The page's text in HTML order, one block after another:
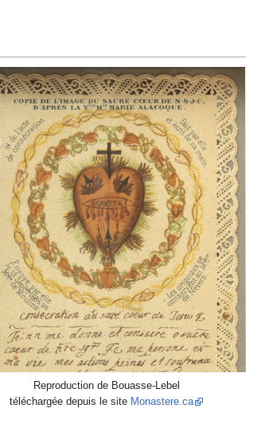
Reproduction de Bouasse-Lebel
téléchargée depuis le site Monastere.ca